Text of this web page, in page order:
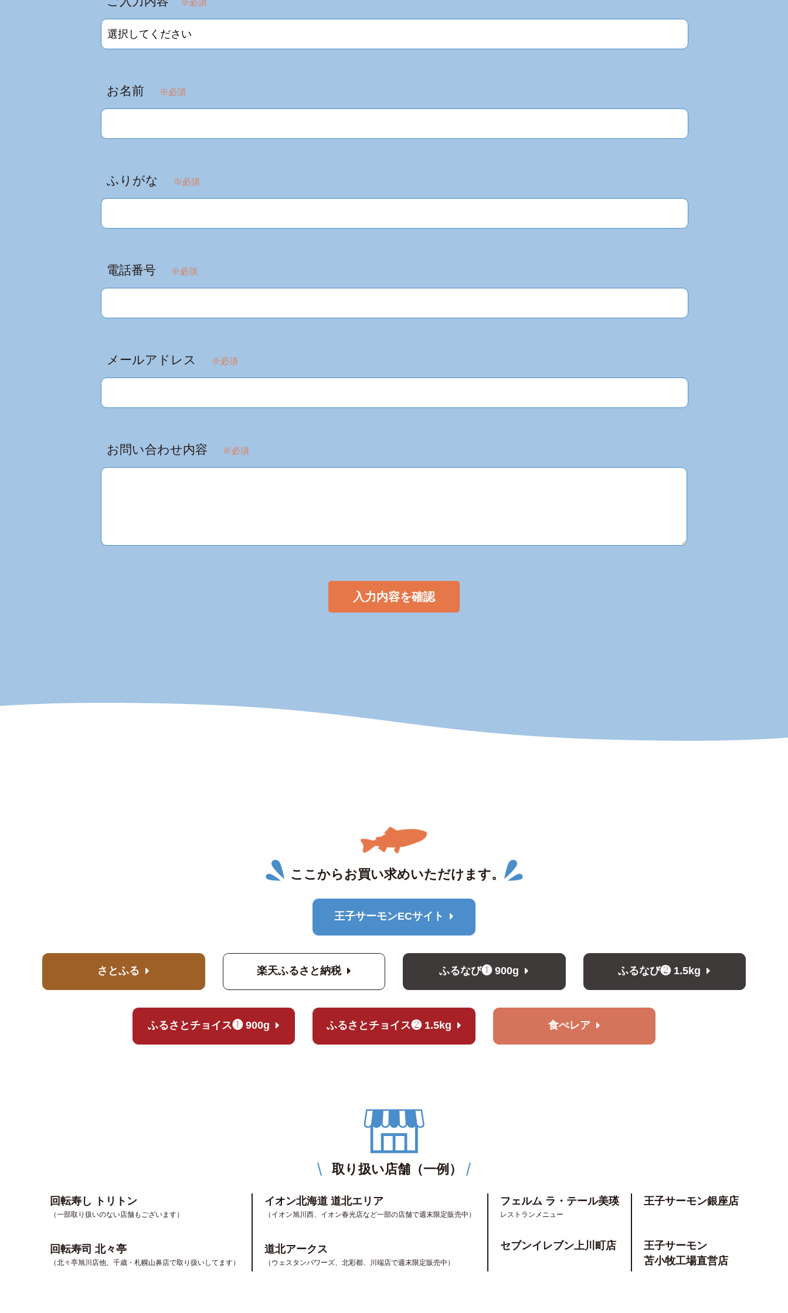
※必須
お名前 ※必須
ふりがな ※必須
電話番号 ※必須
メールアドレス ※必須
お問い合わせ内容 ※必須
入力内容を確認
ここからお買い求めいただけます。
王子サーモンECサイト
さとふる 楽天ふるさと納税 ふるなび❶ 900g ふるなび❷ 1.5kg
ふるさとチョイス❶ 900g ふるさとチョイス❷ 1.5kg 食べレア
取り扱い店舗（一例）
回転寿し トリトン
（一部取り扱いのない店舗もございます）
回転寿司 北々亭
（北々亭旭川店他、千歳・札幌山鼻店で取り扱いしてます）
イオン北海道 道北エリア
（イオン旭川西、イオン春光店など一部の店舗で週末限定販売中）
道北アークス
（ウェスタンパワーズ、北彩都、川端店で週末限定販売中）
フェルム ラ・テール美瑛
レストランメニュー
セブンイレブン上川町店
王子サーモン銀座店
王子サーモン
苫小牧工場直営店